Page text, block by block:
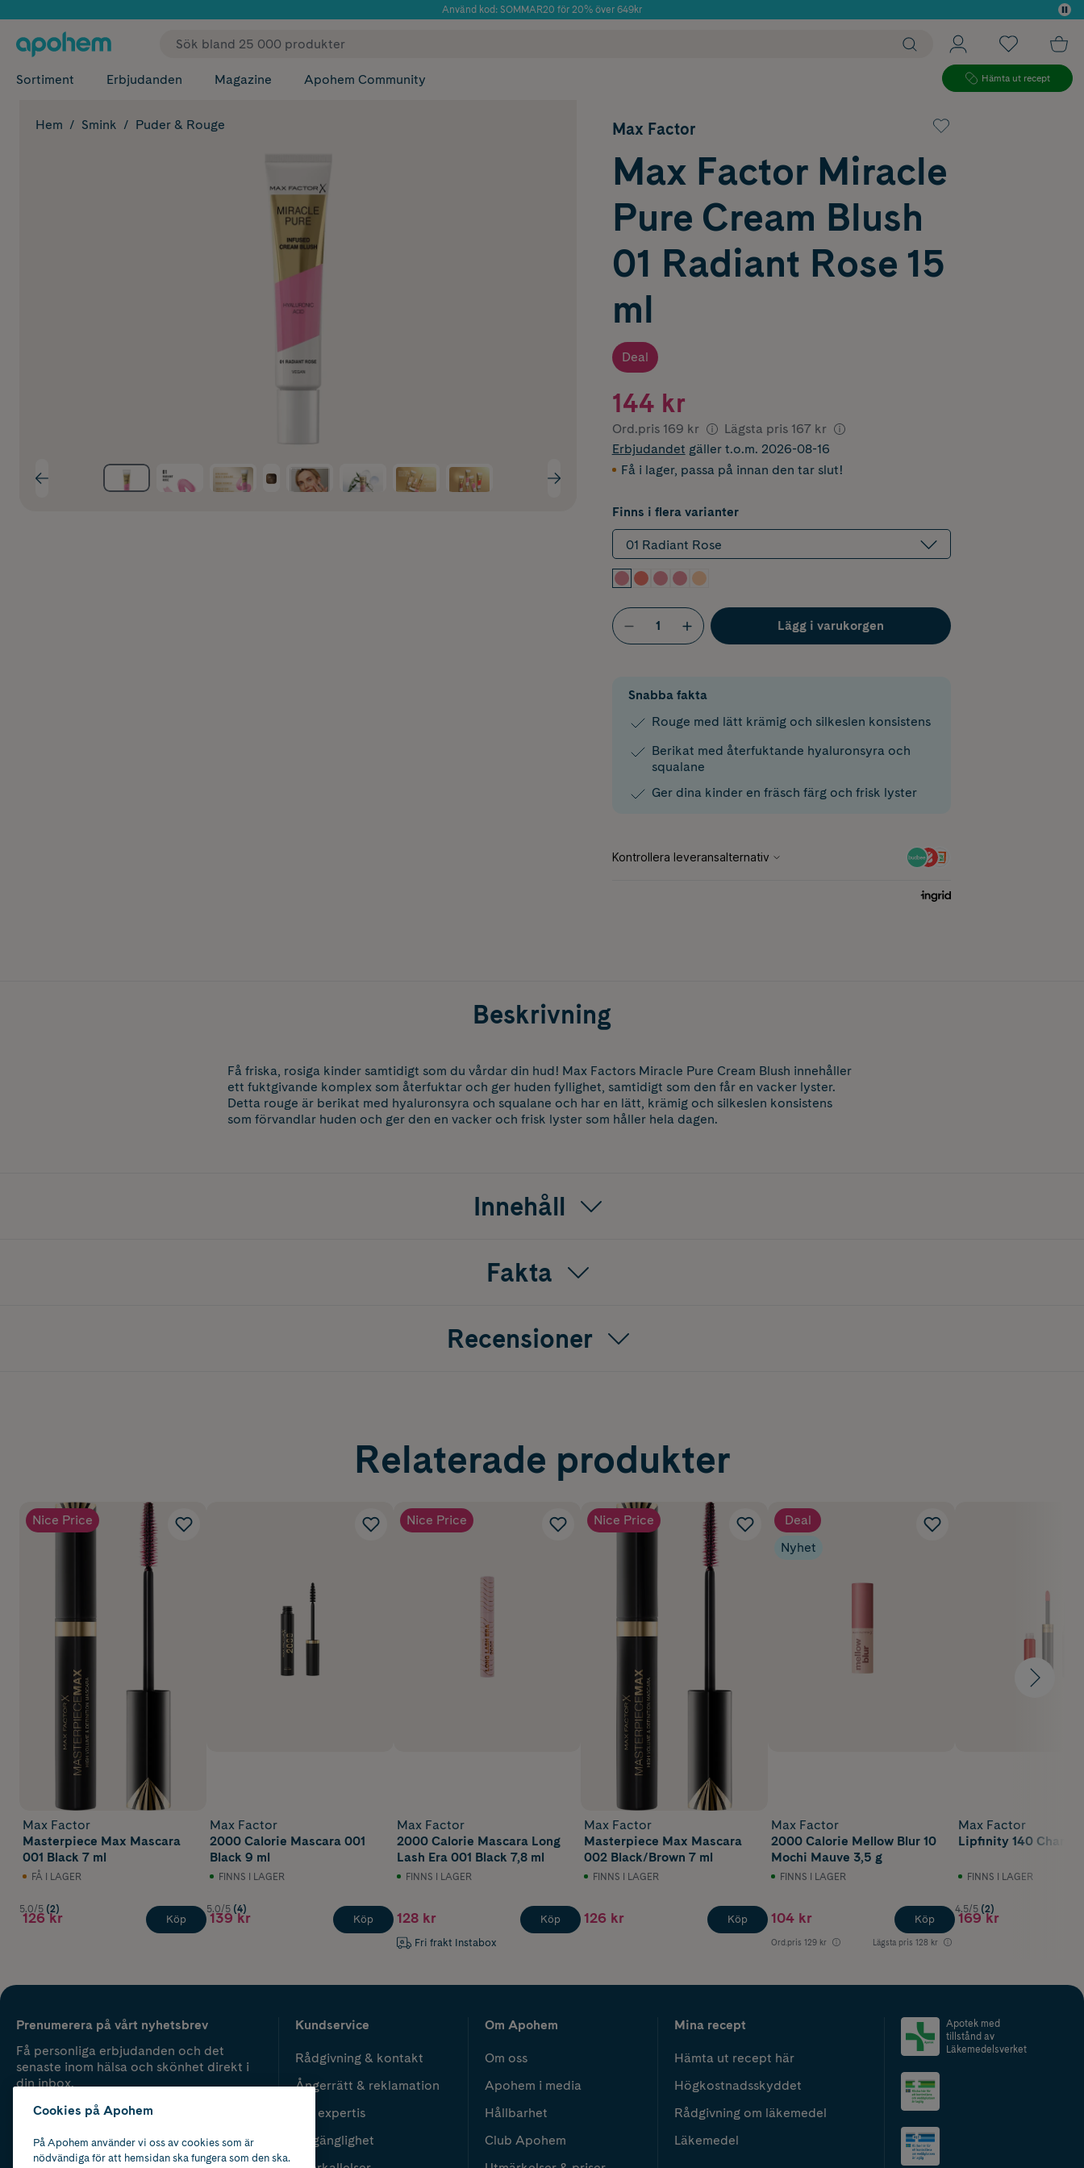
Använd kod: SOMMAR20 för 20% över 649kr
✓ Fri frakt
Sortiment Erbjudanden Magazine Apohem Community Hämta ut recept
Hem Smink Puder & Rouge Max Factor
Max Factor Miracle
Pure Cream Blush
01 Radiant Rose 15
ml
Deal
144 kr
Ord.pris 169 kr Lägsta pris 167 kr
Erbjudandet gäller t.o.m. 2026-08-16
Få i lager, passa på innan den tar slut!
Finns i flera varianter
01 Radiant Rose
Lägg i varukorgen
Snabba fakta
Rouge med lätt krämig och silkeslen konsistens
Berikat med återfuktande hyaluronsyra och
squalane
Ger dina kinder en fräsch färg och frisk lyster
Beskrivning
Få friska, rosiga kinder samtidigt som du vårdar din hud! Max Factors Miracle Pure Cream Blush innehåller
ett fuktgivande komplex som återfuktar och ger huden fyllighet, samtidigt som den får en vacker lyster.
Detta rouge är berikat med hyaluronsyra och squalane och har en lätt, krämig och silkeslen konsistens
som förvandlar huden och ger den en vacker och frisk lyster som håller hela dagen.
Innehåll
Fakta
Recensioner
Relaterade produkter
Nice Price
Max Factor
Masterpiece Max Mascara
001 Black 7 ml
FÅ I LAGER
5.0/5 (2)
126 kr Köp
Max Factor
2000 Calorie Mascara 001
Black 9 ml
FINNS I LAGER
5.0/5 (4)
139 kr Köp
Nice Price
Max Factor
2000 Calorie Mascara Long
Lash Era 001 Black 7,8 ml
FINNS I LAGER
128 kr
Fri frakt Instabox
Köp
Nice Price
Max Factor
Masterpiece Max Mascara
002 Black/Brown 7 ml
FINNS I LAGER
126 kr Köp
Deal
Nyhet
Max Factor
2000 Calorie Mellow Blur 10
Mochi Mauve 3,5 g
FINNS I LAGER
104 kr
Ord.pris 129 kr Lägsta pris 128 kr
Köp
Max Factor
Lipfinity 140
FINNS I LAGER
4.5/5 (2)
169 kr
Prenumerera på vårt nyhetsbrev
Få personliga erbjudanden och det
senaste inom hälsa och skönhet direkt i
din inbox.
Kundservice
Rådgivning & kontakt
Ångerrätt & reklamation
Vår expertis
Tillgänglighet
Om Apohem
Om oss
Apohem i media
Hållbarhet
Club Apohem
Mina recept
Hämta ut recept här
Högkostnadsskyddet
Rådgivning om läkemedel
Läkemedel
Apotek med
tillstånd av
Läkemedelsverket
Cookies på Apohem
På Apohem använder vi oss av cookies som är
nödvändiga för att hemsidan ska fungera som den ska.